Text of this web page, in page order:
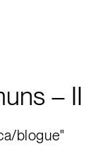
– II
blogue"